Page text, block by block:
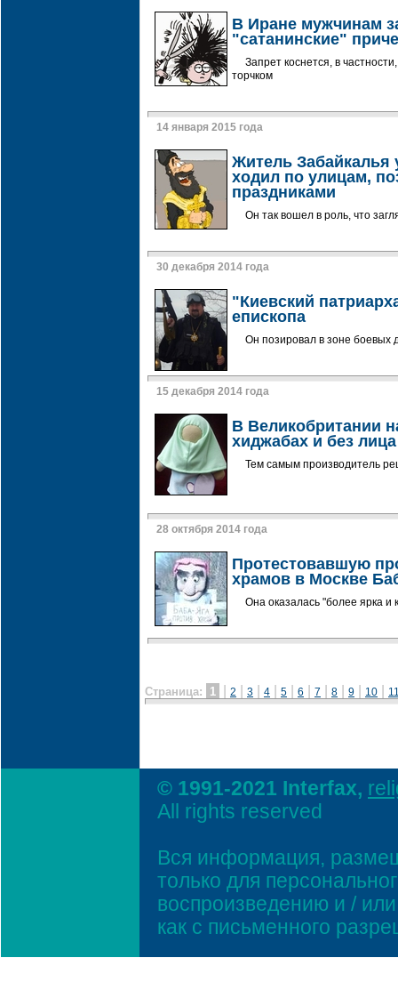
В Иране мужчинам
"сатанинские"
Запрет коснется, в
торчком
14 января 2015 года
Житель Забайкалья
ходил по улицам,
праздниками
Он так вошел в роль, что
30 декабря 2014 года
"Киевский
епископа
Он позировал в зоне боевых
15 декабря 2014 года
В Великобритании
хиджабах и без лица
Тем самым производитель
28 октября 2014 года
Протестовавшую
храмов в Москве
Она оказалась "более ярка и
Страница: 1 2 3 4 5 6 7 8 9 10
© 1991-2021 Interfax,
All rights reserved
Вся информация,
только для
воспроизведению и /
как с письменного